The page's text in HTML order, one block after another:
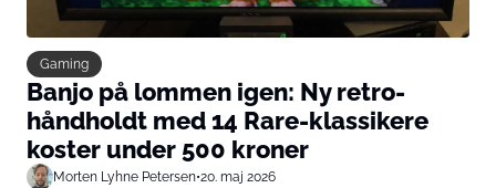
Gaming
Banjo på lommen igen: Ny retro-
håndholdt med 14 Rare-klassikere
koster under 500 kroner
Morten Lyhne Petersen•20. maj 2026